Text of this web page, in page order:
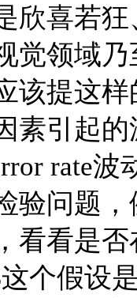
欣喜若
觉领域
该提这
素引起
rate
验问题
看看是
个假设